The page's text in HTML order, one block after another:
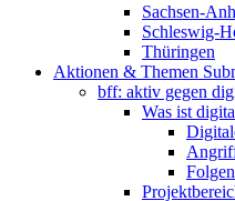
Sachsen-
Schleswig-
Thüringen
Aktionen & Themen
bff: aktiv gegen
Was ist